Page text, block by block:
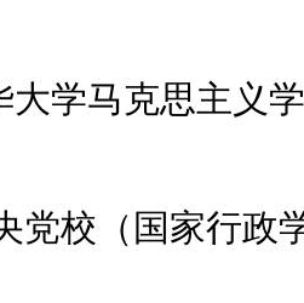
大学马克思主义
党校（国家行政